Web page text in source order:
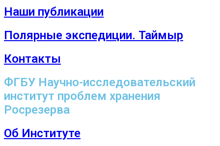
Наши публикации
Полярные экспедиции. Таймыр
Контакты
ФГБУ Научно-исследовательский
институт проблем хранения
Росрезерва
Об Институте